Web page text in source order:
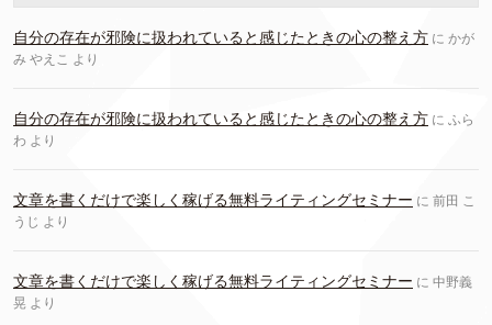
自分の存在が邪険に扱われていると感じたときの心の整え方 に かが
み やえこ より
自分の存在が邪険に扱われていると感じたときの心の整え方 に ふら
わ より
文章を書くだけで楽しく稼げる無料ライティングセミナー に 前田 こ
うじ より
文章を書くだけで楽しく稼げる無料ライティングセミナー に 中野義
晃 より